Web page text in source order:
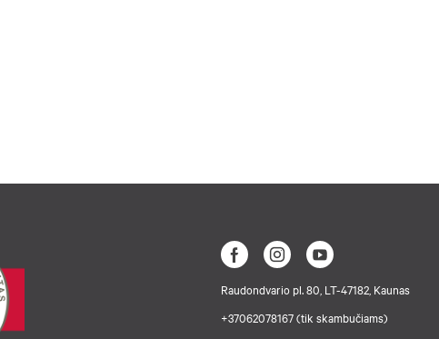
Raudondvario pl. 80, LT-47182, Kaunas
+37062078167 (tik skambučiams)